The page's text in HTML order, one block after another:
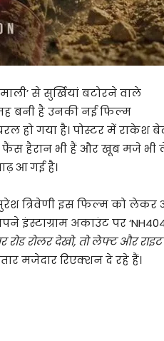
से सुर्खियां बटोरने वाले
बनी है उनकी नई फिल्म
हो गया है। पोस्टर में राकेश
हैरान भी हैं और खूब मजे भी
आ गई है।
सुरेश त्रिवेणी इस फिल्म को लेकर
अकाउंट पर
रोड रोलर देखो, तो लेफ्ट और राइट
मजेदार रिएक्शन दे रहे हैं।